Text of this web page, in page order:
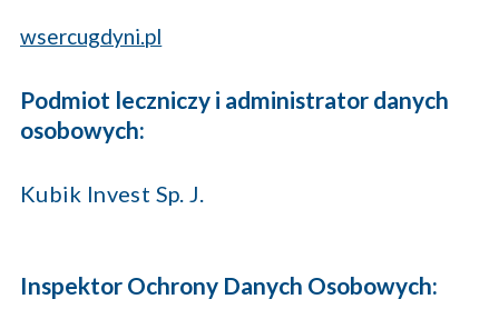
wsercugdyni.pl
Podmiot leczniczy i administrator danych
osobowych:
Kubik Invest Sp. J.
Inspektor Ochrony Danych Osobowych: